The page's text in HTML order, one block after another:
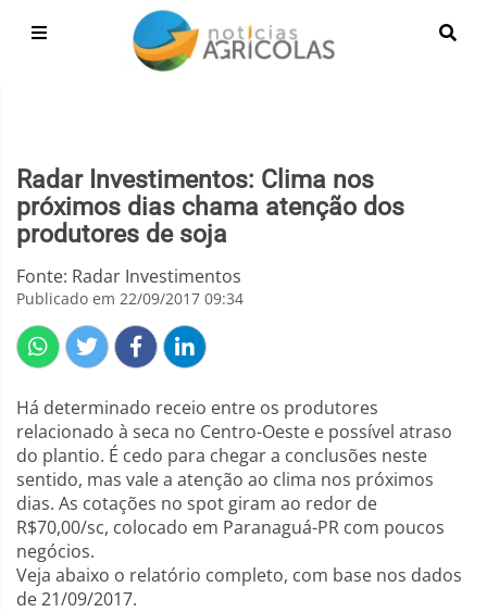
Radar Investimentos: Clima nos
próximos dias chama atenção dos
produtores de soja
Fonte: Radar Investimentos
Publicado em 22/09/2017 09:34
Há determinado receio entre os produtores
relacionado à seca no Centro-Oeste e possível atraso
do plantio. É cedo para chegar a conclusões neste
sentido, mas vale a atenção ao clima nos próximos
dias. As cotações no spot giram ao redor de
R$70,00/sc, colocado em Paranaguá-PR com poucos
negócios.
Veja abaixo o relatório completo, com base nos dados
de 21/09/2017.